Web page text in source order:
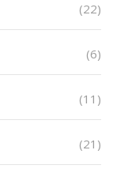
(22)
(6)
(11)
(21)